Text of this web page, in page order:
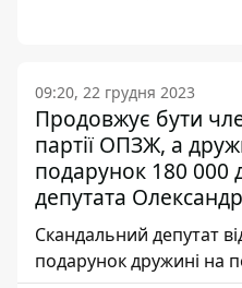
09:20, 22 грудня 2023
Продовжує бути
партії ОПЗЖ, а
подарунок 180 000
депутата
Скандальний депутат
подарунок дружині на